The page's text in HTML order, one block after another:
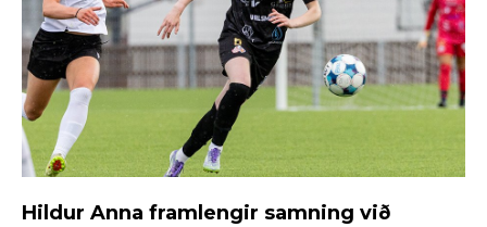
Hildur Anna framlengir samning við